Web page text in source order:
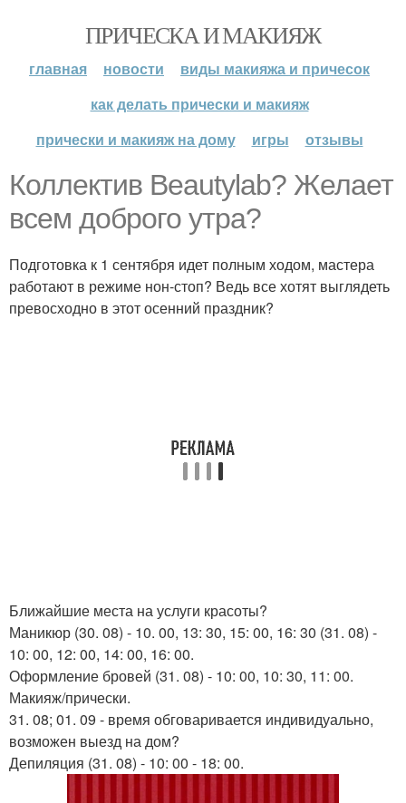
ПРИЧЕСКА И МАКИЯЖ
главная новости
виды макияжа и причесок
как делать прически и макияж
прически и макияж на дому
игры отзывы
Коллектив Beautylab? Желает
всем доброго утра?
Подготовка к 1 сентября идет полным ходом, мастера
работают в режиме нон-стоп? Ведь все хотят выглядеть
превосходно в этот осенний праздник?
Ближайшие места на услуги красоты?
Маникюр (30. 08) - 10. 00, 13: 30, 15: 00, 16: 30 (31. 08) -
10: 00, 12: 00, 14: 00, 16: 00.
Оформление бровей (31. 08) - 10: 00, 10: 30, 11: 00.
Макияж/прически.
31. 08; 01. 09 - время обговаривается индивидуально,
возможен выезд на дом?
Депиляция (31. 08) - 10: 00 - 18: 00.